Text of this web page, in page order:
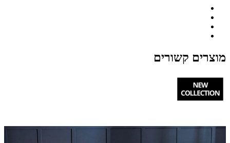
מוצרים קשורים